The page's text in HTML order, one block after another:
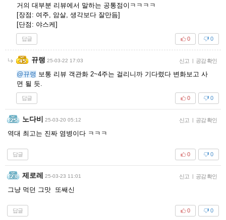
거의 대부분 리뷰에서 말하는 공통점이ㅋㅋㅋㅋ
[장점: 여주, 암살, 생각보다 잘만듬]
[단점: 야스케]
답글 0
0
뀨랭 25-03-22 17:03 신고 | 공감 확인
@뀨랭 보통 리뷰 객관화 2~4주는 걸리니까 기다렸다 변화보고 사
면 될 듯.
답글 0
0
노다비 25-03-20 05:12 신고 | 공감 확인
역대 최고는 진짜 염병이다 ㅋㅋㅋ
답글 0
0
제로레 25-03-23 11:01 신고 | 공감 확인
그냥 먹던 그맛 또쌔신
답글 0
0